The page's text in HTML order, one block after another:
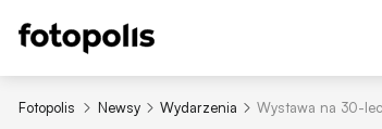
Fotopolis Newsy Wydarzenia Wystawa na 30-